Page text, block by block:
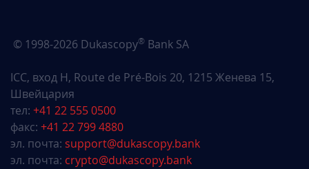
© 1998-2026 Dukascopy® Bank SA
ICC, вход H, Route de Pré-Bois 20, 1215 Женева 15,
Швейцария
тел: +41 22 555 0500
факс: +41 22 799 4880
эл. почта: support@dukascopy.bank
эл. почта: crypto@dukascopy.bank